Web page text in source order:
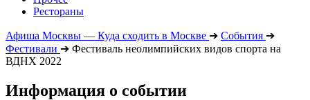
Рестораны
Афиша Москвы — Куда сходить в Москве ➔ События ➔
Фестивали ➔ Фестиваль неолимпийских видов спорта на
ВДНХ 2022
Информация о событии